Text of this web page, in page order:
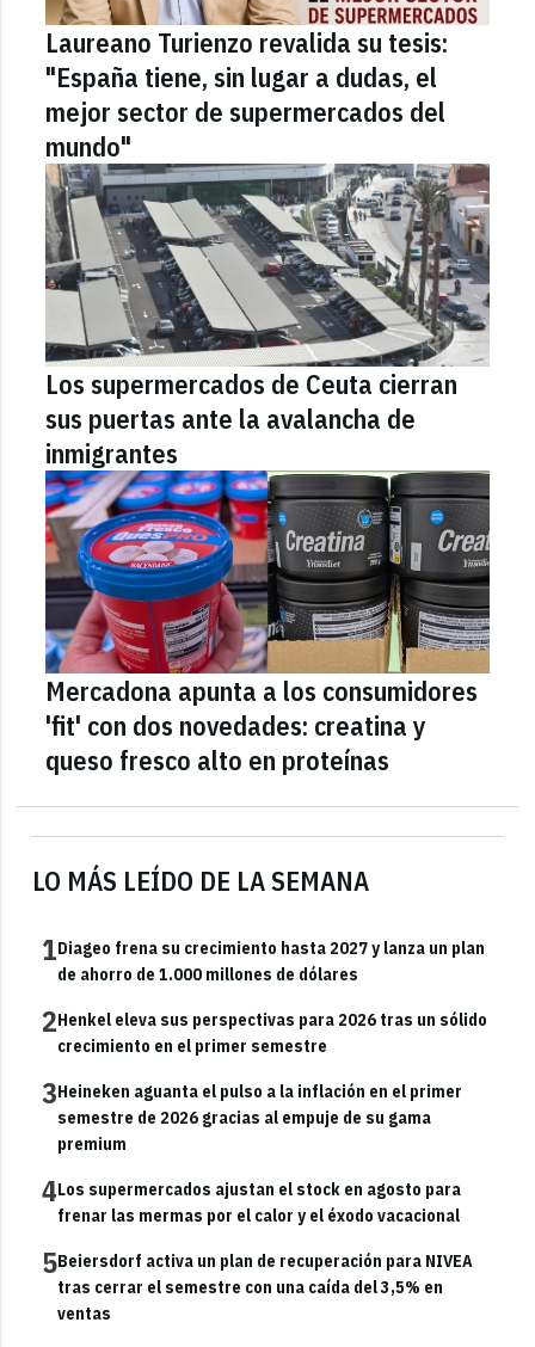
LO MÁS LEÍDO DE LA SEMANA
1Diageo frena su crecimiento hasta 2027 y lanza un plan
de ahorro de 1.000 millones de dólares
2Henkel eleva sus perspectivas para 2026 tras un sólido
crecimiento en el primer semestre
3Heineken aguanta el pulso a la inflación en el primer
semestre de 2026 gracias al empuje de su gama
premium
4Los supermercados ajustan el stock en agosto para
frenar las mermas por el calor y el éxodo vacacional
5Beiersdorf activa un plan de recuperación para NIVEA
tras cerrar el semestre con una caída del 3,5% en
ventas
Laureano Turienzo revalida su tesis:
"España tiene, sin lugar a dudas, el
mejor sector de supermercados del
mundo"
Los supermercados de Ceuta cierran
sus puertas ante la avalancha de
inmigrantes
Mercadona apunta a los consumidores
'fit' con dos novedades: creatina y
queso fresco alto en proteínas